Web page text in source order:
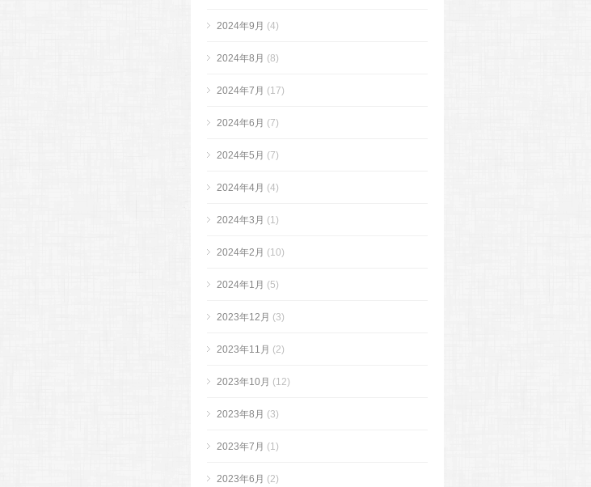
2024年9月 (4)
2024年8月 (8)
2024年7月 (17)
2024年6月 (7)
2024年5月 (7)
2024年4月 (4)
2024年3月 (1)
2024年2月 (10)
2024年1月 (5)
2023年12月 (3)
2023年11月 (2)
2023年10月 (12)
2023年8月 (3)
2023年7月 (1)
2023年6月 (2)